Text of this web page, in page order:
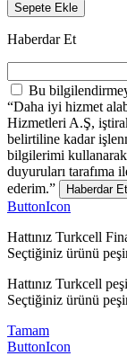
Sepete Ekle
Haberdar Et
Bu
“Daha iyi hizmet
Hizmetleri A.Ş,
belirtiline kadar
bilgilerimi
duyuruları tarafıma
ederim.”
Haberdar Et
ButtonIcon
Hattınız Turkcell
Seçtiğiniz ürünü
Hattınız Turkcell
Seçtiğiniz ürünü
Tamam
ButtonIcon